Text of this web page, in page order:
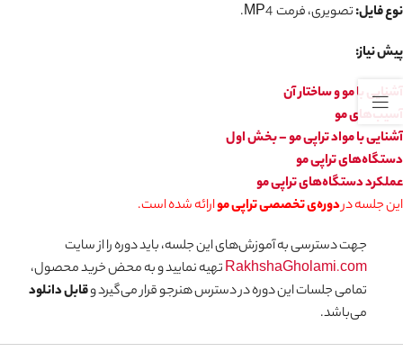
نوع فایل:تصویری، فرمت MP4.
پیش نیاز:
آشنایی با مو و ساختار آن
آسیب‌های مو
آشنایی با مواد تراپی مو – بخش اول
دستگاه‌های تراپی مو
عملکرد دستگاه‌های تراپی مو
این جلسه دردوره‌ی تخصصی تراپی موارائه شده است.
جهت دسترسی به آموزش‌های این جلسه، باید دوره را از سایت
RakhshaGholami.comتهیه نمایید و به محض خرید محصول،
تمامی جلسات این دوره در دسترس هنرجو قرار می‌گیرد وقابل دانلود
می‌باشد.